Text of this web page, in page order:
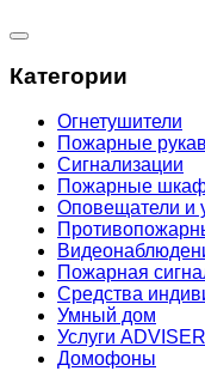
Категории
Огнетушители
Пожарные
Сигнализации
Пожарные
Оповещатели и
Пожарная
Средства
Умный дом
Услуги ADVISER
Домофоны